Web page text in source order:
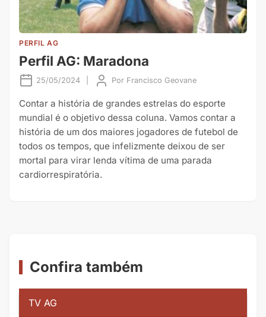
PERFIL AG
Perfil AG: Maradona
25/05/2024 Por Francisco Geovane
Contar a história de grandes estrelas do esporte
mundial é o objetivo dessa coluna. Vamos contar a
história de um dos maiores jogadores de futebol de
todos os tempos, que infelizmente deixou de ser
mortal para virar lenda vítima de uma parada
cardiorrespiratória.
Confira também
TV AG